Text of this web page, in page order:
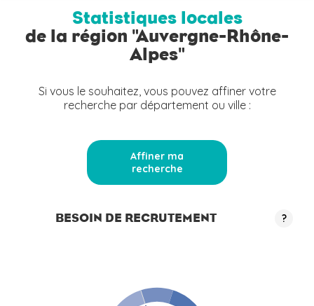
Statistiques locales
de la région "Auvergne-Rhône-
Alpes"
Si vous le souhaitez, vous pouvez affiner votre
recherche par département ou ville :
Affiner ma
recherche
BESOIN DE RECRUTEMENT ?